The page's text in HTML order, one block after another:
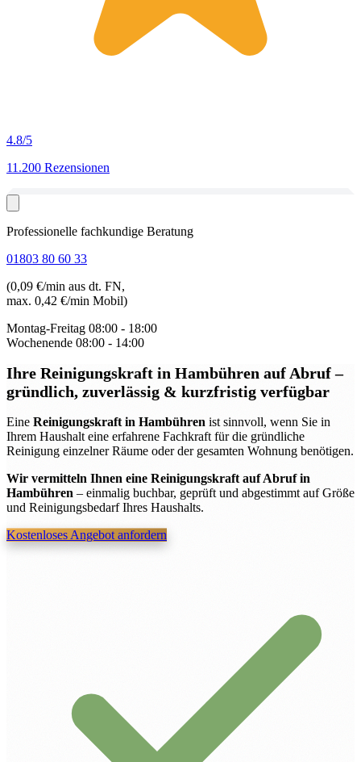
4.8/5
11.200 Rezensionen
Professionelle fachkundige Beratung
01803 80 60 33
(0,09 €/min aus dt. FN,
max. 0,42 €/min Mobil)
Montag-Freitag 08:00 - 18:00
Wochenende 08:00 - 14:00
Ihre Reinigungskraft in Hambühren auf Abruf–
gründlich, zuverlässig & kurzfristig verfügbar
Eine Reinigungskraft in Hambühren ist sinnvoll, wenn Sie in
Ihrem Haushalt eine erfahrene Fachkraft für die gründliche
Reinigung einzelner Räume oder der gesamten Wohnung benötigen.
Wir vermitteln Ihnen eine Reinigungskraft auf Abruf in
Hambühren – einmalig buchbar, geprüft und abgestimmt auf Größe
und Reinigungsbedarf Ihres Haushalts.
Kostenloses Angebot anfordern